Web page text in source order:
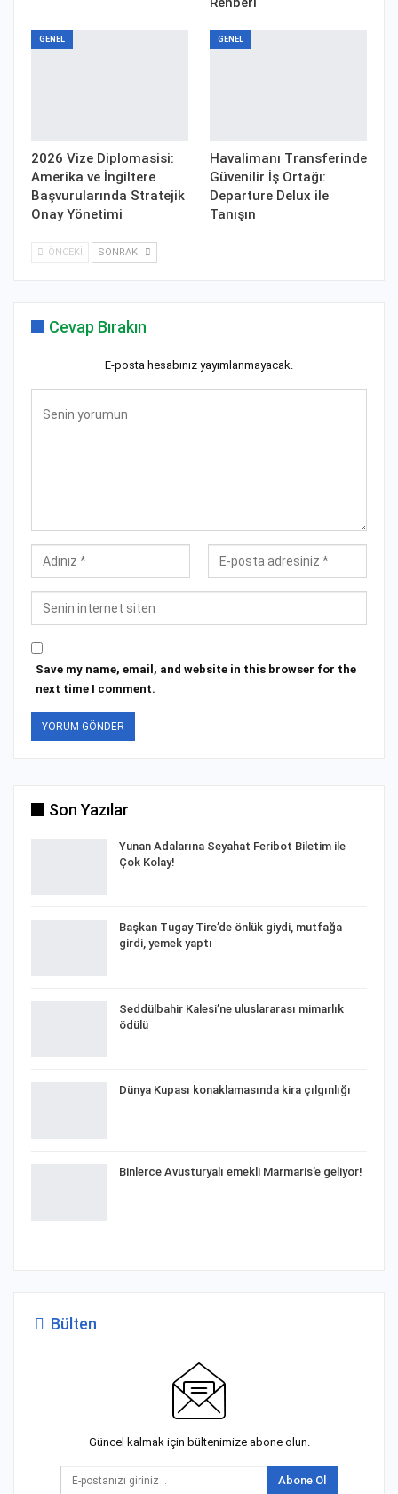
GENEL
2026 Vize Diplomasisi:
Amerika ve İngiltere
Başvurularında Stratejik
Onay Yönetimi
GENEL
Havalimanı Transferinde
Güvenilir İş Ortağı:
Departure Delux ile
Tanışın
ÖNCEKI SONRAKI
Cevap Bırakın
E-posta hesabınız yayımlanmayacak.
Save my name, email, and website in this browser for the
next time I comment.
Son Yazılar
Yunan Adalarına Seyahat Feribot Biletim ile
Çok Kolay!
Başkan Tugay Tire’de önlük giydi, mutfağa
girdi, yemek yaptı
Seddülbahir Kalesi’ne uluslararası mimarlık
ödülü
Dünya Kupası konaklamasında kira çılgınlığı
Binlerce Avusturyalı emekli Marmaris’e geliyor!
Bülten
Güncel kalmak için bültenimize abone olun.
Abone Ol